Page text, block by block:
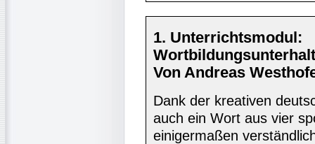
1. Unterrichtsmodul:
Von Andreas
Dank der kreativen
auch ein Wort aus vier
einigermaßen